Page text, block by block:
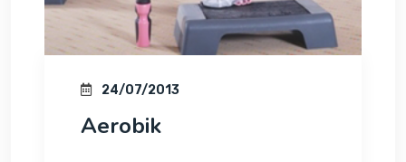
24/07/2013
Aerobik